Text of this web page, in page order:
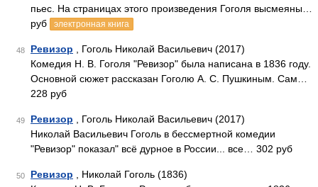
пьес. На страницах этого произведения Гоголя высмеяны…
руб
электронная книга
48 Ревизор , Гоголь Николай Васильевич (2017)
Комедия Н. В. Гоголя "Ревизор" была написана в 1836 году.
Основной сюжет рассказан Гоголю А. С. Пушкиным. Сам…
228 руб
49 Ревизор , Гоголь Николай Васильевич (2017)
Николай Васильевич Гоголь в бессмертной комедии
"Ревизор" показал" всё дурное в России... все… 302 руб
50 Ревизор , Николай Гоголь (1836)